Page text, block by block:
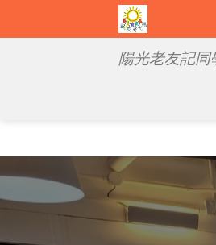
陽光老友記同